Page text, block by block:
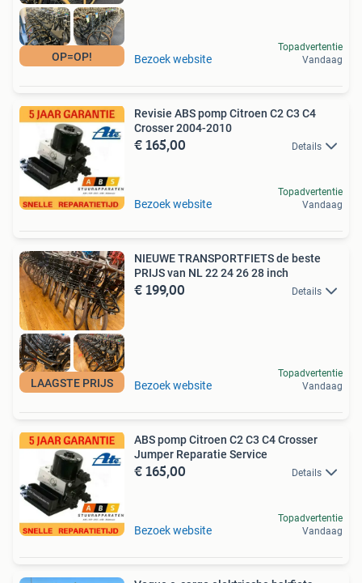
OP=OP! Bezoek website
Topadvertentie
Vandaag
Revisie ABS pomp Citroen C2 C3 C4
Crosser 2004-2010
€ 165,00 Details
Bezoek website
Topadvertentie
Vandaag
LAAGSTE PRIJS
NIEUWE TRANSPORTFIETS de beste
PRIJS van NL 22 24 26 28 inch
€ 199,00 Details
Bezoek website
Topadvertentie
Vandaag
ABS pomp Citroen C2 C3 C4 Crosser
Jumper Reparatie Service
€ 165,00 Details
Bezoek website
Topadvertentie
Vandaag